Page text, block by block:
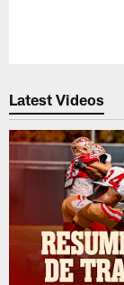
Latest Videos